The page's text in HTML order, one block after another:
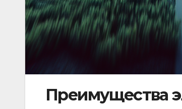
Преимущества